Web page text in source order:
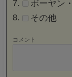
ボーヤン
その他
コメント